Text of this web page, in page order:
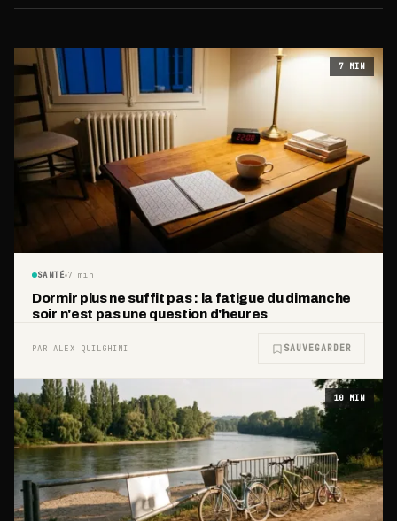
7 MIN
SANTÉ 7 min
Dormir plus ne suffit pas : la fatigue du dimanche
soir n'est pas une question d'heures
PAR ALEX QUILGHINI SAUVEGARDER
10 MIN